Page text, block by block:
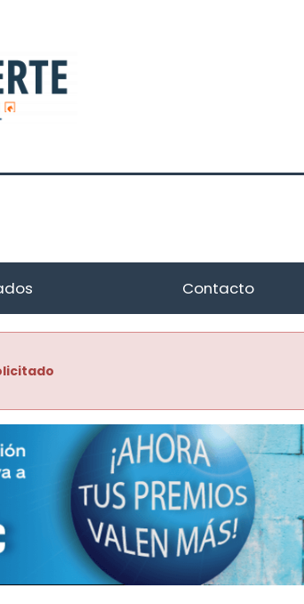
Contacto